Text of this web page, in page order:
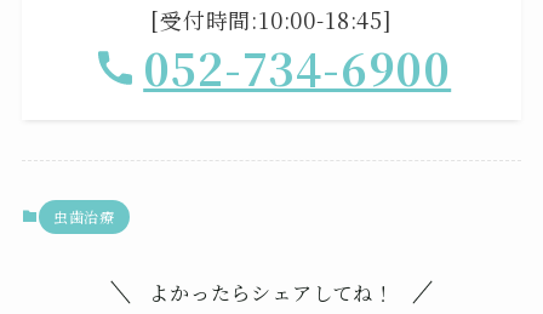
[受付時間:10:00-18:45]
052-734-6900
虫歯治療
よかったらシェアしてね！